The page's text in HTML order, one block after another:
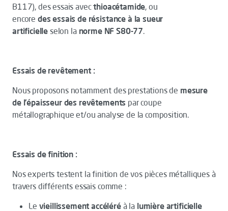
B117), des essais avecthioacétamide, ou
encore desessais de résistance à la sueur
artificielle selon la norme NF S80-77.
Essais de revêtement :
Nous proposons notamment des prestations de mesure
de l’épaisseur des revêtements par coupe
métallographique et/ou analyse de la composition.
Essais de finition :
Nos experts testent la finition de vos pièces métalliques à
travers différents essais comme :
Le vieillissement accéléréà la lumière artificielle